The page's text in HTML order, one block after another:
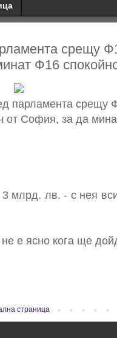
срещу
Ф16
парламента срещу
от София, за да
лв. - с нея
е ясно кога ще
страница